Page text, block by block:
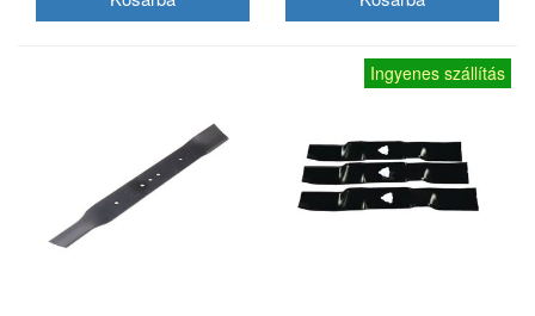
Ingyenes szállítás